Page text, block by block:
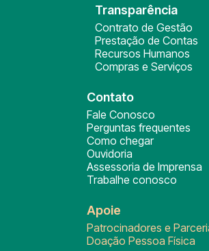
Transparência
Contrato de Gestão
Prestação de Contas
Recursos Humanos
Compras e Serviços
Contato
Fale Conosco
Perguntas frequentes
Como chegar
Ouvidoria
Assessoria de Imprensa
Trabalhe conosco
Apoie
Patrocinadores e
Doação Pessoa Física